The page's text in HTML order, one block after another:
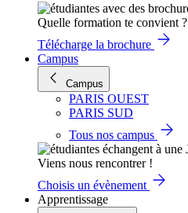
Quelle formation te convient ?
Télécharge la brochure
Campus
Campus
PARIS OUEST
PARIS SUD
Tous nos campus
Viens nous rencontrer !
Choisis un évènement
Apprentissage